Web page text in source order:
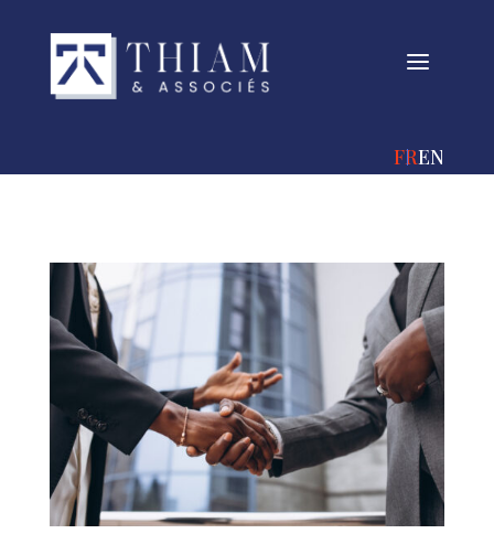
a
FRANÇAIS